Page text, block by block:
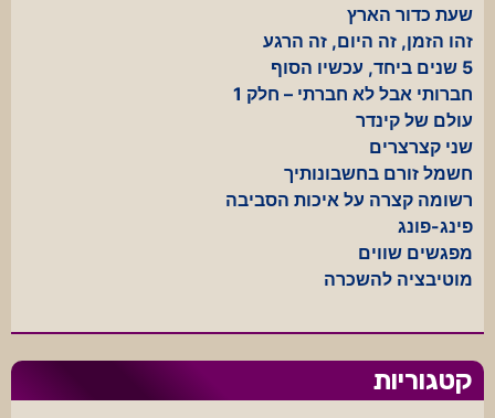
שעת כדור הארץ
זהו הזמן, זה היום, זה הרגע
5 שנים ביחד, עכשיו הסוף
חברותי אבל לא חברתי – חלק 1
עולם של קינדר
שני קצרצרים
חשמל זורם בחשבונותיך
רשומה קצרה על איכות הסביבה
פינג-פונג
מפגשים שווים
מוטיבציה להשכרה
קטגוריות